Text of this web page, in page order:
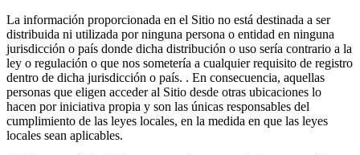
La información proporcionada en el Sitio no está destinada a ser
distribuida ni utilizada por ninguna persona o entidad en ninguna
jurisdicción o país donde dicha distribución o uso sería contrario a la
ley o regulación o que nos sometería a cualquier requisito de registro
dentro de dicha jurisdicción o país. . En consecuencia, aquellas
personas que eligen acceder al Sitio desde otras ubicaciones lo
hacen por iniciativa propia y son las únicas responsables del
cumplimiento de las leyes locales, en la medida en que las leyes
locales sean aplicables.